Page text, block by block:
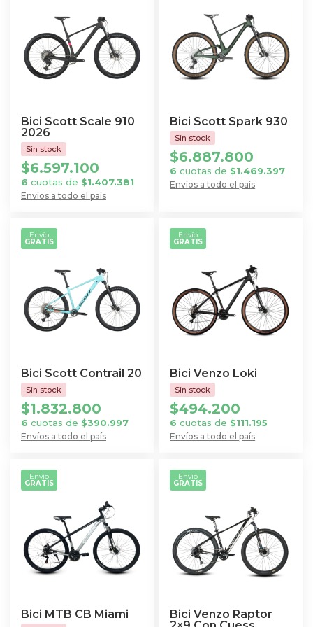
variantes.
Las
opciones
elegir
en
la
página
de
producto
variantes.
Las
opciones
se
elegir
en
la
página
de
Bici Scott Scale 910
2026
Envíos a todo el país
$6.597.100
6 cuotas de $1.407.381
producto
tiene
variantes.
Las
opciones
elegir
en
la
página
de
Bici Scott Spark 930
Envíos a todo el país
$6.887.800
6 cuotas de $1.469.397
tiene
múltiples
variantes.
opciones
se
pueden
en
la
página
de
producto
Bici Scott Contrail 20
Envío
GRATIS
Envíos a todo el país
$1.832.800
6 cuotas de $390.997
producto
tiene
variantes.
Las
opciones
elegir
Bici Venzo Loki
Envío
GRATIS
Envíos a todo el país
$494.200
6 cuotas de $111.195
producto
tiene
variantes.
Las
opciones
se
elegir
Bici MTB CB Miami
Envío
GRATIS
Bici Venzo Raptor
Envío
GRATIS